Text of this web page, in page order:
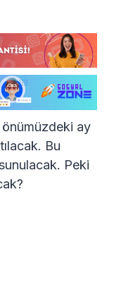
ay
Bu
Peki